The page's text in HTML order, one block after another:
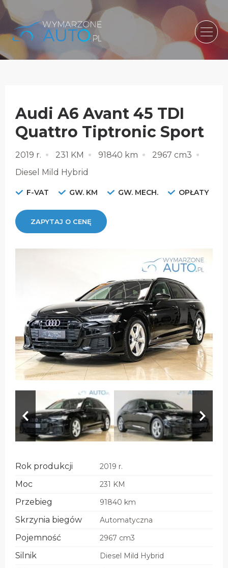
Audi A6 Avant 45 TDI
Quattro Tiptronic Sport
2019 r. 231 KM 91840 km
2967 cm3
Diesel Mild Hybrid
F-VAT GW. KM GW. MECH. OPŁATY
ZAPYTAJ O CENĘ
Rok produkcji 2019 r.
Moc 231 KM
Przebieg 91840 km
Skrzynia biegów Automatyczna
Pojemność 2967 cm3
Silnik Diesel Mild Hybrid